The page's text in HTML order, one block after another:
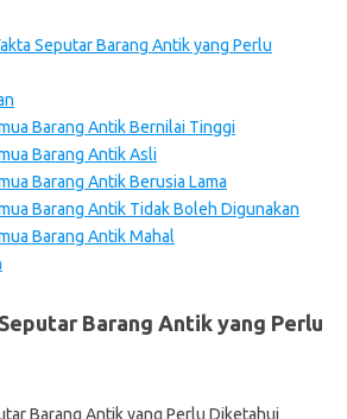
Seputar Barang Antik yang Perlu
Barang Antik Bernilai Tinggi
Barang Antik Asli
Barang Antik Berusia Lama
Barang Antik Tidak Boleh Digunakan
Barang Antik Mahal
Barang Antik yang Perlu